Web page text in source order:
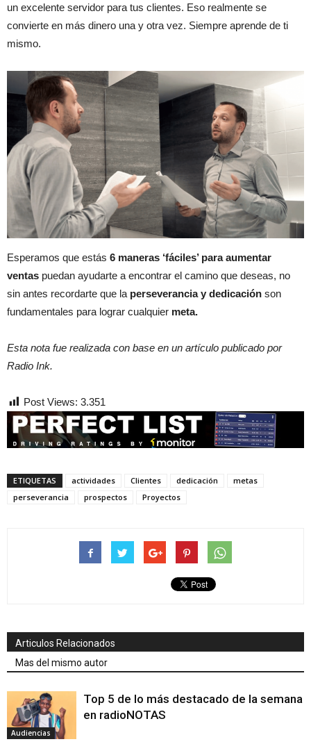
un excelente servidor para tus clientes. Eso realmente se
convierte en más dinero una y otra vez. Siempre aprende de ti
mismo.
Esperamos que estás 6 maneras ‘fáciles’ para aumentar
ventas puedan ayudarte a encontrar el camino que deseas, no
sin antes recordarte que la perseverancia y dedicación son
fundamentales para lograr cualquier meta.
Esta nota fue realizada con base en un artículo publicado por
Radio Ink.
Post Views: 3.351
ETIQUETAS actividades Clientes dedicación
metas
perseverancia
prospectos Proyectos
Articulos Relacionados
Mas del mismo autor
Audiencias
Top 5 de lo más destacado de la semana
en radioNOTAS